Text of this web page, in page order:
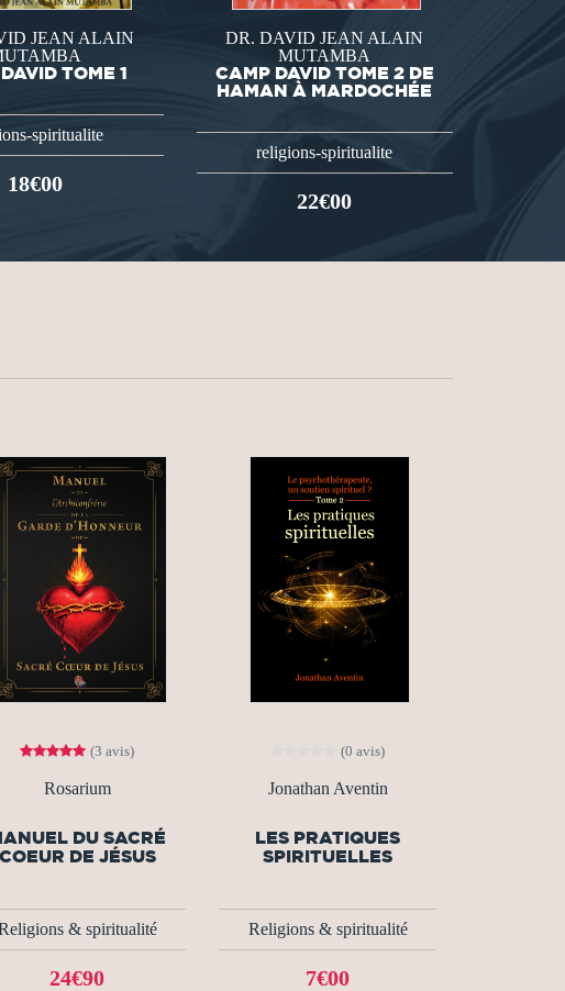
JEAN ALAIN
TOME 1
spiritualite
18€00
DR. DAVID JEAN ALAIN
MUTAMBA
CAMP DAVID TOME 2 DE
HAMAN À MARDOCHÉE
religions-spiritualite
22€00
(3 avis)
Rosarium
DU SACRÉ
COEUR DE JÉSUS
& spiritualité
24€90
(0 avis)
Jonathan Aventin
LES PRATIQUES
SPIRITUELLES
Religions & spiritualité
7€00